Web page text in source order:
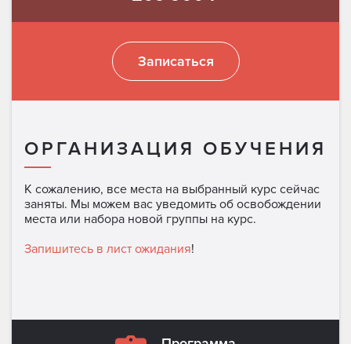
Записаться
ОРГАНИЗАЦИЯ ОБУЧЕНИЯ
К сожалению, все места на выбранный курс сейчас
заняты. Мы можем вас уведомить об освобождении
места или набора новой группы на курс.
Запишитесь в лист ожидания!